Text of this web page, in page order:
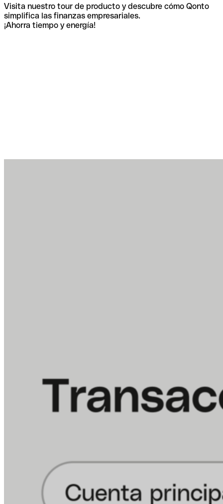
Visita nuestro tour de producto y descubre cómo Qonto
simplifica las finanzas empresariales.
¡Ahorra tiempo y energía!